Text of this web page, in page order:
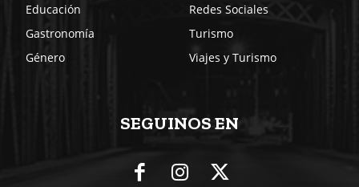
Educación
Gastronomía
Género
Redes Sociales
Turismo
Viajes y Turismo
SEGUINOS EN